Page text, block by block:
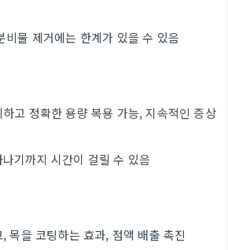
비물 제거에는 한계가 있을 수 있음
고 정확한 용량 복용 가능, 지속적인 증상
기까지 시간이 걸릴 수 있음
목을 코팅하는 효과, 점액 배출 촉진